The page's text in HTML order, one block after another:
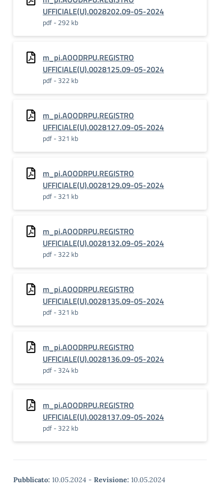
UFFICIALE(U).0028202.09-05-2024
pdf - 292 kb
m_pi.AOODRPU.REGISTRO
UFFICIALE(U).0028125.09-05-2024
pdf - 322 kb
m_pi.AOODRPU.REGISTRO
UFFICIALE(U).0028127.09-05-2024
pdf - 321 kb
m_pi.AOODRPU.REGISTRO
UFFICIALE(U).0028129.09-05-2024
pdf - 321 kb
m_pi.AOODRPU.REGISTRO
UFFICIALE(U).0028132.09-05-2024
pdf - 322 kb
m_pi.AOODRPU.REGISTRO
UFFICIALE(U).0028135.09-05-2024
pdf - 321 kb
m_pi.AOODRPU.REGISTRO
UFFICIALE(U).0028136.09-05-2024
pdf - 324 kb
m_pi.AOODRPU.REGISTRO
UFFICIALE(U).0028137.09-05-2024
pdf - 322 kb
Pubblicato: 10.05.2024 - Revisione: 10.05.2024